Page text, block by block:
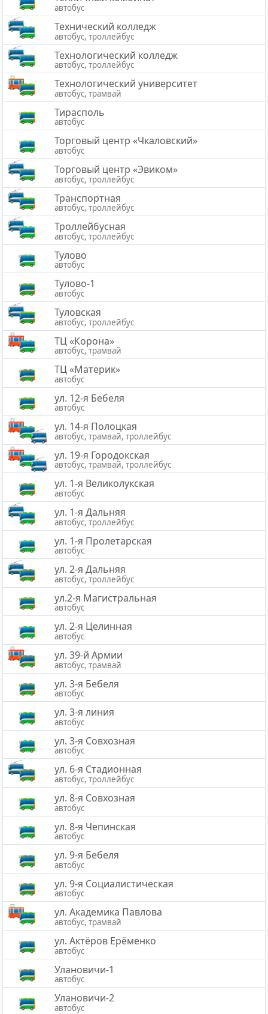
автобус
Технический колледж
автобус, троллейбус
Технологический колледж
автобус, троллейбус
Технологический университет
автобус, трамвай
Тирасполь
автобус
Торговый центр «Чкаловский»
автобус
Торговый центр «Эвиком»
автобус, троллейбус
Транспортная
автобус, троллейбус
Троллейбусная
автобус, троллейбус
Тулово
автобус
Тулово-1
автобус
Туловская
автобус, троллейбус
ТЦ «Корона»
автобус, трамвай
ТЦ «Материк»
автобус
ул. 12-я Бебеля
автобус
ул. 14-я Полоцкая
автобус, трамвай, троллейбус
ул. 19-я Городокская
автобус, трамвай, троллейбус
ул. 1-я Великолукская
автобус
ул. 1-я Дальняя
автобус, троллейбус
ул. 1-я Пролетарская
автобус
ул. 2-я Дальняя
автобус, троллейбус
ул.2-я Магистральная
автобус
ул. 2-я Целинная
автобус
ул. 39-й Армии
автобус, трамвай
ул. 3-я Бебеля
автобус
ул. 3-я линия
автобус
ул. 3-я Совхозная
автобус
ул. 6-я Стадионная
автобус, троллейбус
ул. 8-я Совхозная
автобус
ул. 8-я Чепинская
автобус
ул. 9-я Бебеля
автобус
ул. 9-я Социалистическая
автобус
ул. Академика Павлова
автобус, трамвай
ул. Актёров Ерёменко
автобус
Улановичи-1
автобус
Улановичи-2
автобус